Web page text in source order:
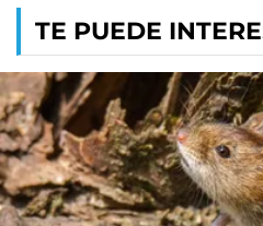
TE PUEDE